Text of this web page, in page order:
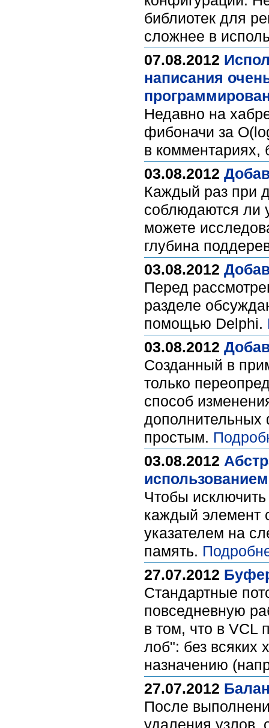
библиотек для
сложнее в
07.08.2012
написания
Недавно на
фибоначи за
в комментариях,
03.08.2012
Каждый раз при
соблюдаются ли
можете
глубина
03.08.2012
Перед
разделе
помощью Delphi.
03.08.2012
Созданный в
только
способ
дополнительных
простым.
03.08.2012
Чтобы
каждый элемент
указателем на
память.
27.07.2012
Стандартные
повседневную
в том, что в VCL
лоб": без всяких
назначению
27.07.2012
После
удаления узлов,